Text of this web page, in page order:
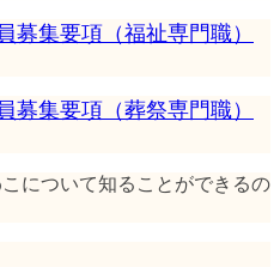
募集要項（福祉専門職）
募集要項（葬祭専門職）
について知ることができるの